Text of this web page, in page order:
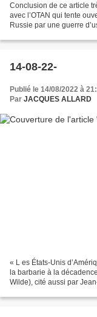
Conclusion de ce article
avec l’OTAN qui tente
Russie par une guerre
14-08-22-
Publié le 14/08/2022 à
Par JACQUES ALLARD
« L es États-Unis
la barbarie à la
Wilde), cité aussi par
v=cO1kO9Rt-T8) Source...